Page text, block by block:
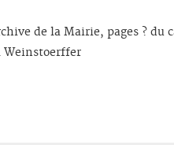
de la Mairie, pages ?
Weinstoerffer